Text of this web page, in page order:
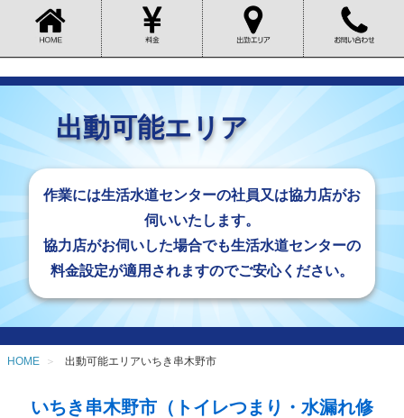
出動可能エリア
作業には生活水道センターの社員又は協力店がお
伺いいたします。
協力店がお伺いした場合でも生活水道センターの
料金設定が適用されますのでご安心ください。
HOME 出動可能エリアいちき串木野市
いちき串木野市（トイレつまり・水漏れ修